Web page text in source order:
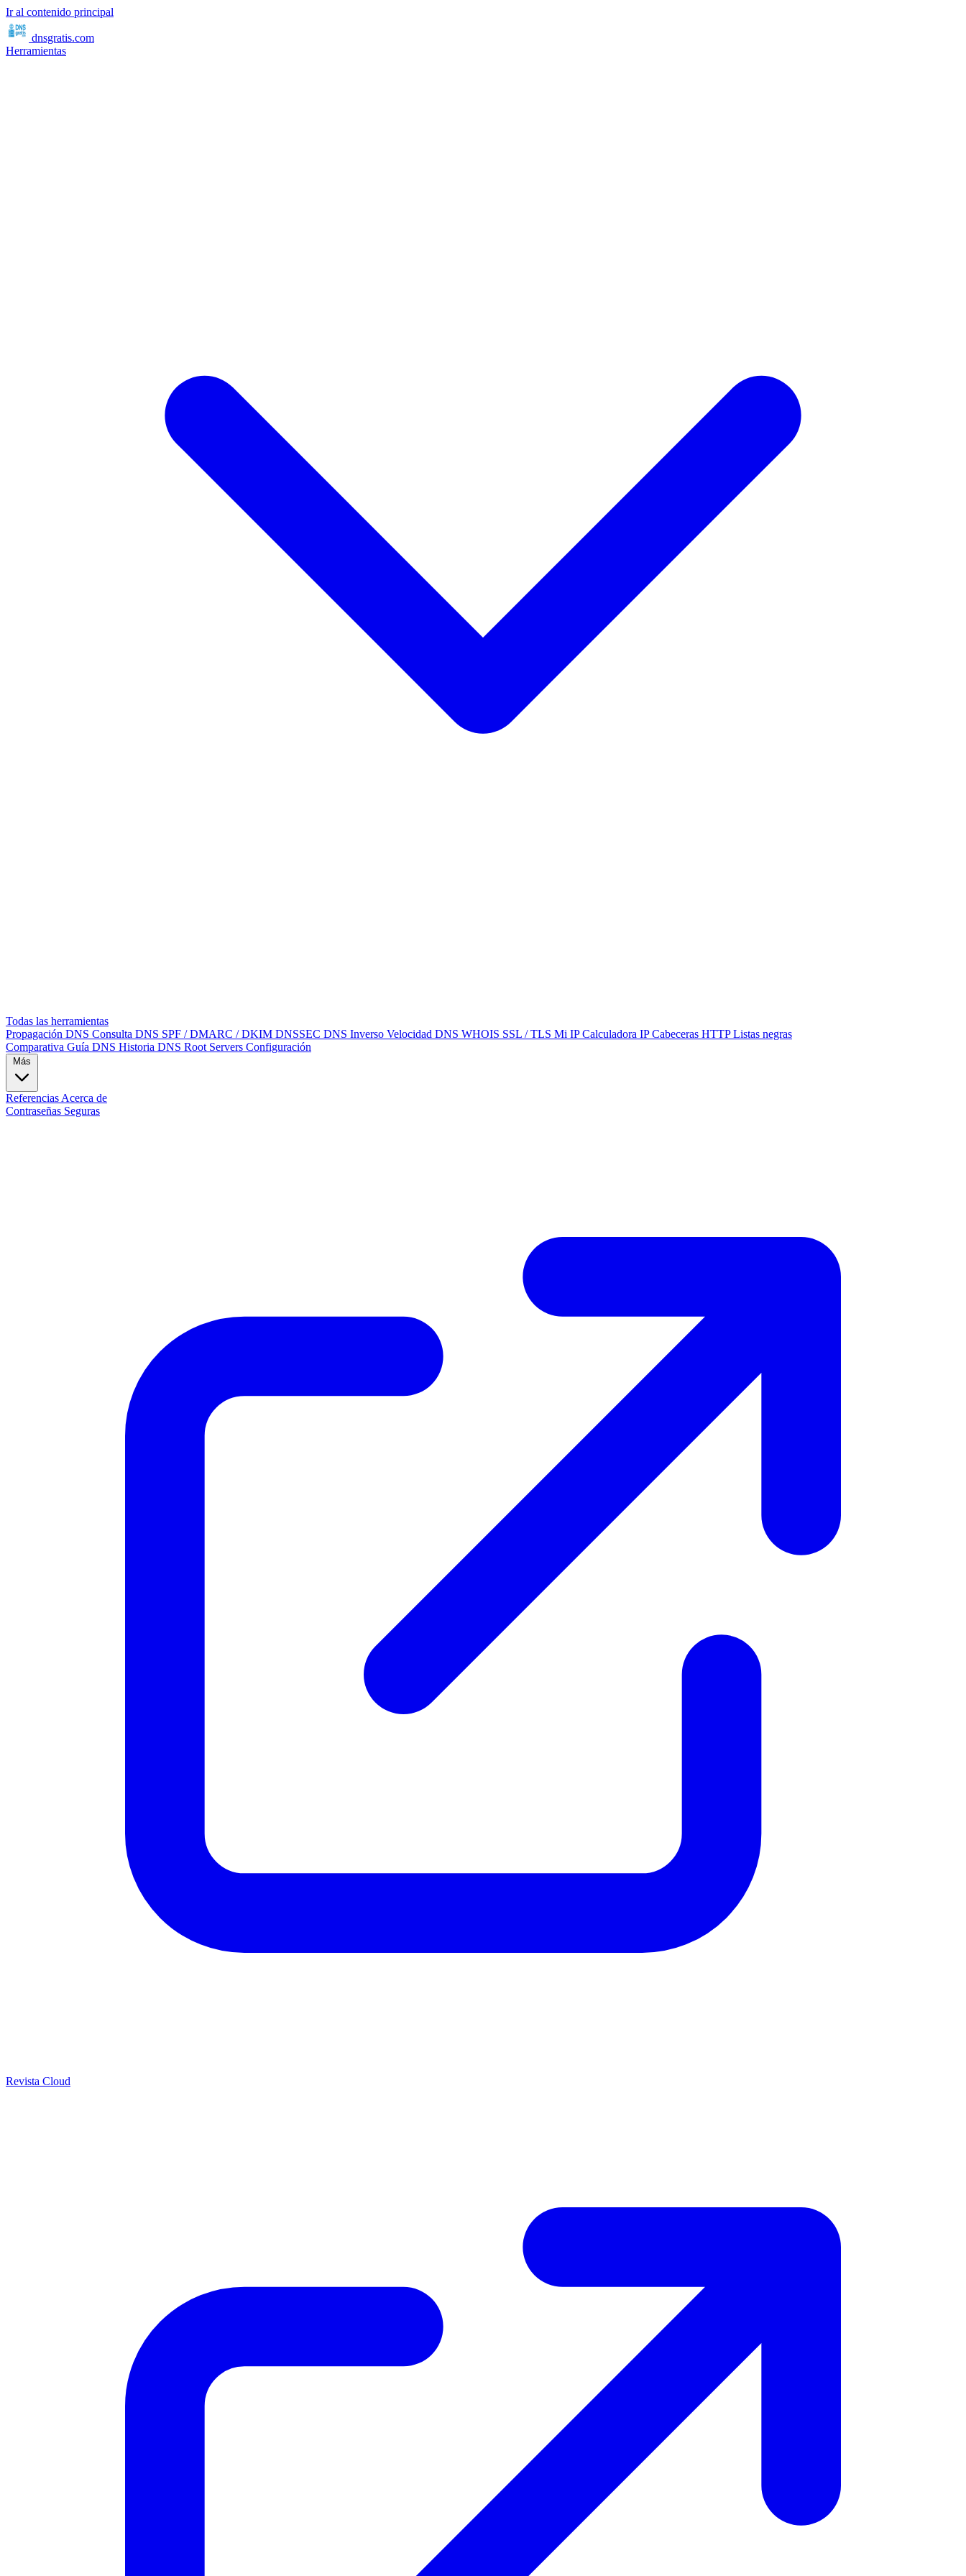
Ir al contenido principal
dnsgratis.com
Herramientas
Todas las herramientas
Propagación DNS Consulta DNS SPF / DMARC / DKIM DNSSEC DNS Inverso Velocidad DNS WHOIS SSL / TLS Mi IPCalculadora IPCabeceras HTTPListas negras
Comparativa Guía DNS Historia DNS Root Servers Configuración
Referencias Acerca de
Contraseñas Seguras
Revista Cloud